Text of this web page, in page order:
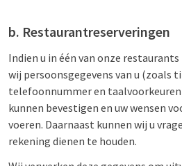
b. Restaurantreserveringen
Indien u in één van onze
wij persoonsgegevens van u (zoals
telefoonnummer en
kunnen bevestigen en uw wensen
voeren. Daarnaast kunnen wij u
rekening dienen te houden.